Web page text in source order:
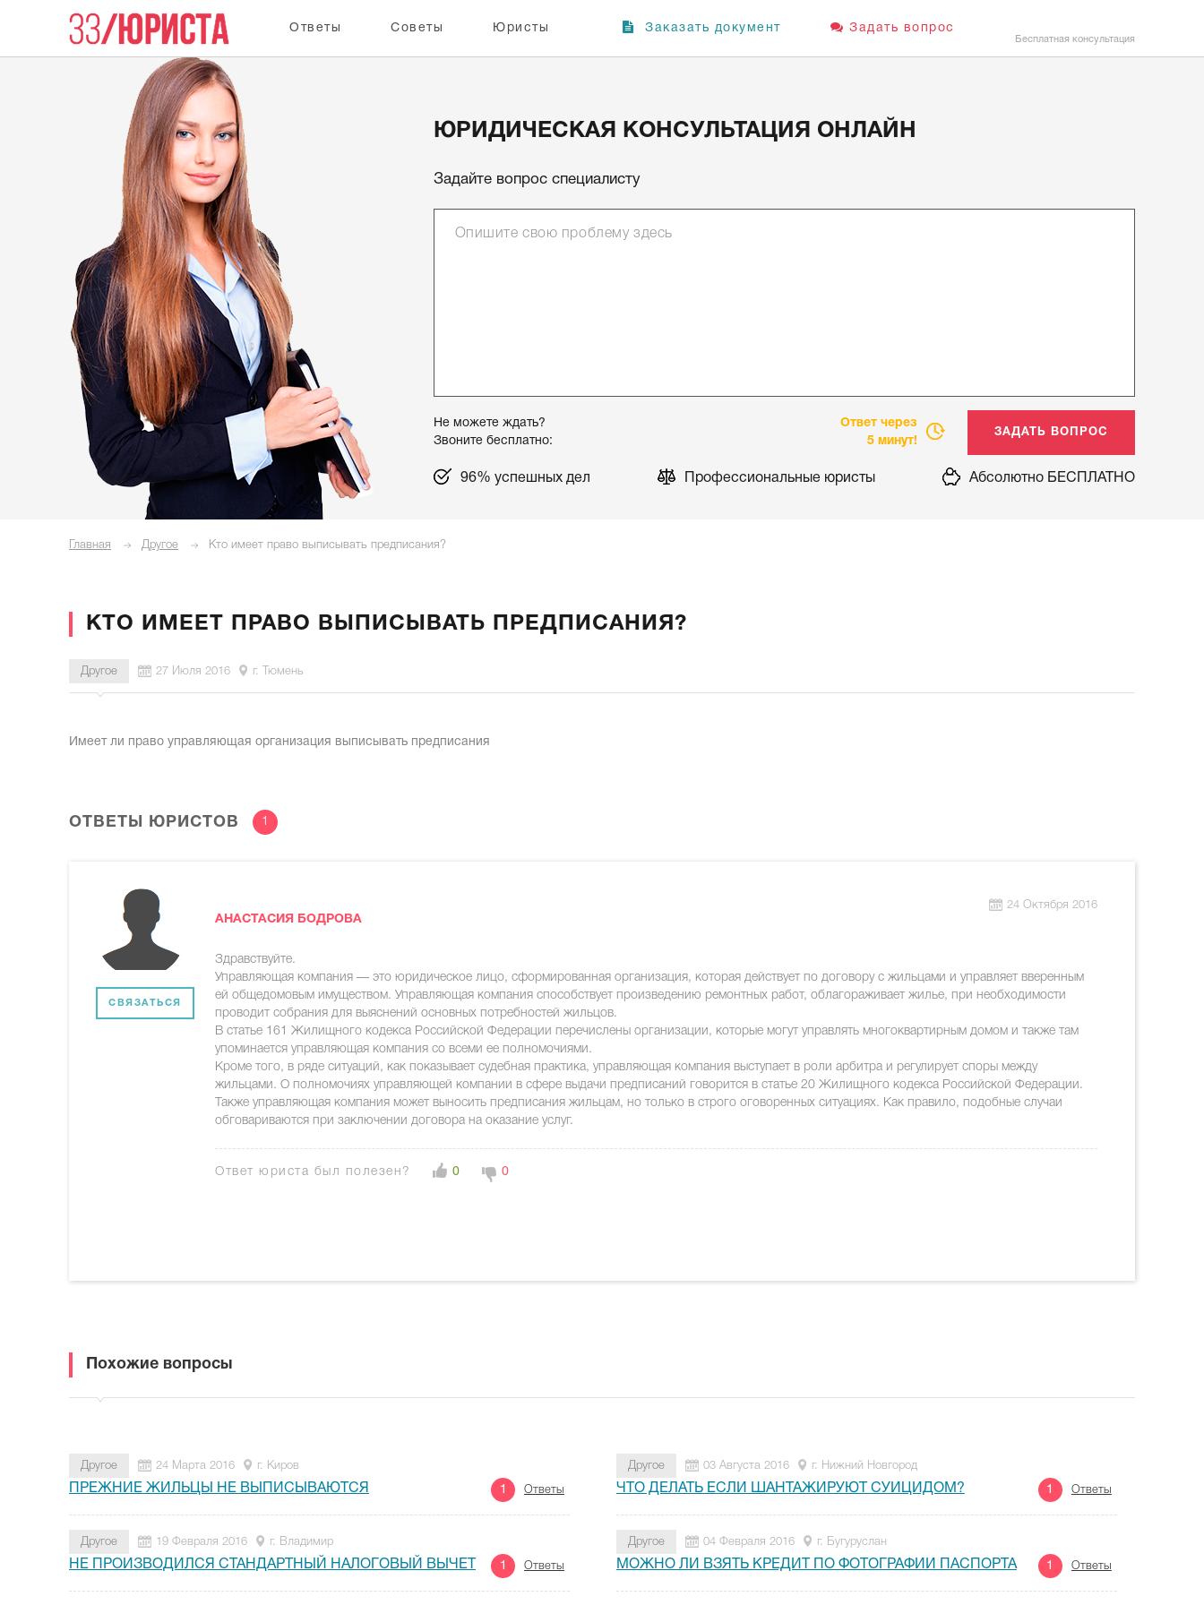
Ответы Советы Юристы Заказать документ Задать вопрос
Бесплатная консультация
ЮРИДИЧЕСКАЯ КОНСУЛЬТАЦИЯ ОНЛАЙН
Задайте вопрос специалисту
Не можете ждать?
Звоните бесплатно:
Ответ через
5 минут!
96% успешных дел Профессиональные юристы Абсолютно БЕСПЛАТНО
Главная Другое Кто имеет право выписывать предписания?
КТО ИМЕЕТ ПРАВО ВЫПИСЫВАТЬ ПРЕДПИСАНИЯ?
Другое 27 Июля 2016 г. Тюмень
Имеет ли право управляющая организация выписывать предписания
ОТВЕТЫ ЮРИСТОВ 1
СВЯЗАТЬСЯ
АНАСТАСИЯ БОДРОВА
24 Октября 2016
Здравствуйте.
Управляющая компания — это юридическое лицо, сформированная организация, которая действует по договору с жильцами и управляет вверенным
ей общедомовым имуществом. Управляющая компания способствует произведению ремонтных работ, облагораживает жилье, при необходимости
проводит собрания для выяснений основных потребностей жильцов.
В статье 161 Жилищного кодекса Российской Федерации перечислены организации, которые могут управлять многоквартирным домом и также там
упоминается управляющая компания со всеми ее полномочиями.
Кроме того, в ряде ситуаций, как показывает судебная практика, управляющая компания выступает в роли арбитра и регулирует споры между
жильцами. О полномочиях управляющей компании в сфере выдачи предписаний говорится в статье 20 Жилищного кодекса Российской Федерации.
Также управляющая компания может выносить предписания жильцам, но только в строго оговоренных ситуациях. Как правило, подобные случаи
обговариваются при заключении договора на оказание услуг.
Ответ юриста был полезен? 0 0
Похожие вопросы
Другое 24 Марта 2016 г. Киров
ПРЕЖНИЕ ЖИЛЬЦЫ НЕ ВЫПИСЫВАЮТСЯ 1 Ответы
Другое 03 Августа 2016 г. Нижний Новгород
ЧТО ДЕЛАТЬ ЕСЛИ ШАНТАЖИРУЮТ СУИЦИДОМ? 1 Ответы
Другое 19 Февраля 2016 г. Владимир
НЕ ПРОИЗВОДИЛСЯ СТАНДАРТНЫЙ НАЛОГОВЫЙ ВЫЧЕТ 1 Ответы
Другое 04 Февраля 2016 г. Бугуруслан
МОЖНО ЛИ ВЗЯТЬ КРЕДИТ ПО ФОТОГРАФИИ ПАСПОРТА 1 Ответы